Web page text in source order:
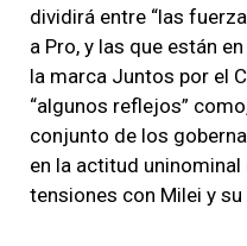
dividirá entre “las
a Pro, y las que están
la marca Juntos por el
“algunos reflejos”
conjunto de los
en la actitud
tensiones con Milei y